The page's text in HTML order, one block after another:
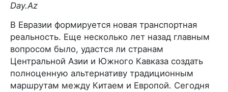
Day.Az
В Евразии формируется новая транспортная
реальность. Еще несколько лет назад главным
вопросом было, удастся ли странам
Центральной Азии и Южного Кавказа создать
полноценную альтернативу традиционным
маршрутам между Китаем и Европой. Сегодня